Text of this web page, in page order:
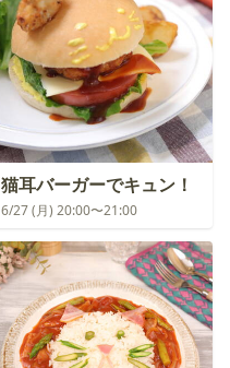
猫耳バーガーでキュン！
6/27 (月) 20:00〜21:00